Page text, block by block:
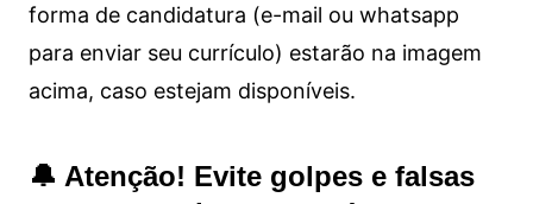
forma de candidatura (e-mail ou whatsapp
para enviar seu currículo) estarão na imagem
acima, caso estejam disponíveis.
🔔 Atenção! Evite golpes e falsas